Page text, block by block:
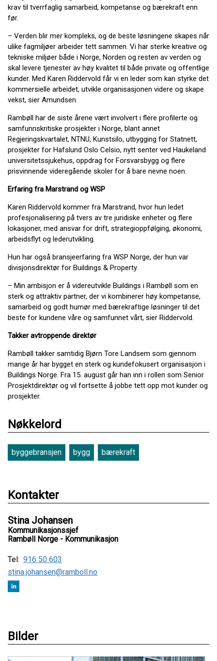
krav til tverrfaglig samarbeid, kompetanse og bærekraft enn
før.
– Verden blir mer kompleks, og de beste løsningene skapes når
ulike fagmiljøer arbeider tett sammen. Vi har sterke kreative og
tekniske miljøer både i Norge, Norden og resten av verden og
skal levere tjenester av høy kvalitet til både private og offentlige
kunder. Med Karen Riddervold får vi en leder som kan styrke det
kommersielle arbeidet, utvikle organisasjonen videre og skape
vekst, sier Amundsen.
Rambøll har de siste årene vært involvert i flere profilerte og
samfunnskritiske prosjekter i Norge, blant annet
Regjeringskvartalet, NTNU, Kunstsilo, utbygging for Statnett,
prosjekter for Hafslund Oslo Celsio, nytt senter ved Haukeland
universitetssjukehus, oppdrag for Forsvarsbygg og flere
prisvinnende videregående skoler for å bare nevne noen.
Erfaring fra Marstrand og WSP
Karen Riddervold kommer fra Marstrand, hvor hun ledet
profesjonalisering på tvers av tre juridiske enheter og flere
lokasjoner, med ansvar for drift, strategioppfølging, økonomi,
arbeidsflyt og lederutvikling.
Hun har også bransjeerfaring fra WSP Norge, der hun var
divisjonsdirektør for Buildings & Property.
– Min ambisjon er å videreutvikle Buildings i Rambøll som en
sterk og attraktiv partner, der vi kombinerer høy kompetanse,
samarbeid og godt humør med bærekraftige løsninger til det
beste for kundene våre og samfunnet vårt, sier Riddervold.
Takker avtroppende direktør
Rambøll takker samtidig Bjørn Tore Landsem som gjennom
mange år har bygget en sterk og kundefokusert organisasjon i
Buildings Norge. Fra 15. august går han inn i rollen som Senior
Prosjektdirektør og vil fortsette å jobbe tett opp mot kunder og
prosjekter.
Nøkkelord
byggebransjen bygg bærekraft
Kontakter
Stina Johansen
Kommunikasjonssjef
Rambøll Norge - Kommunikasjon
Tel: 916 50 603
stina.johansen@ramboll.no
Bilder